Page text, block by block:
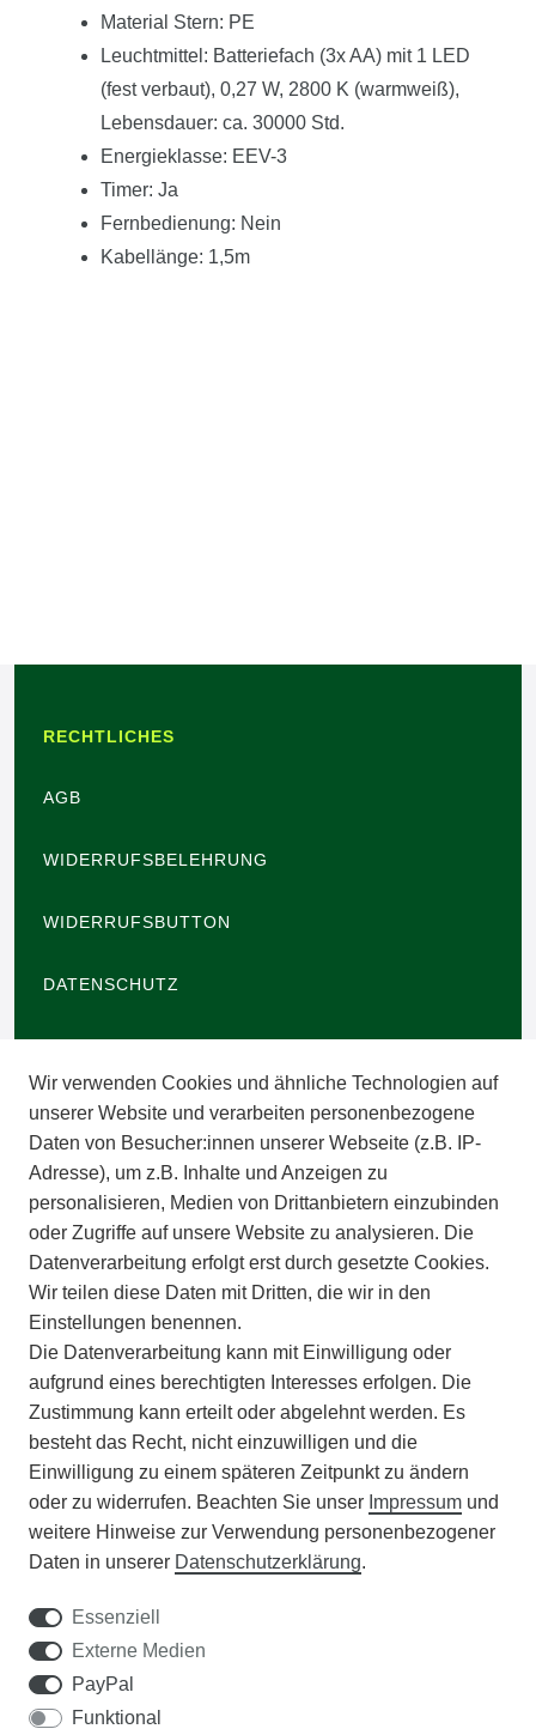
Material Stern: PE
Leuchtmittel: Batteriefach (3x AA) mit 1 LED
(fest verbaut), 0,27 W, 2800 K (warmweiß),
Lebensdauer: ca. 30000 Std.
Energieklasse: EEV-3
Timer: Ja
Fernbedienung: Nein
Kabellänge: 1,5m
RECHTLICHES
AGB
WIDERRUFSBELEHRUNG
WIDERRUFSBUTTON
DATENSCHUTZ
IMPRESSUM
INFORMATIONEN
ZAHLUNGSARTEN
VERSAND
BATTERIEENTSORGUNG
VERANSTALTUNGEN
APOTHEKERSCHRANK
WISSENSWERTES
DER WEG ZUM TRAUMRASEN
Samen Rohde GmbH
Wir verwenden Cookies und ähnliche Technologien auf
unserer Website und verarbeiten personenbezogene
Daten von Besucher:innen unserer Webseite (z.B. IP-
Adresse), um z.B. Inhalte und Anzeigen zu
personalisieren, Medien von Drittanbietern einzubinden
oder Zugriffe auf unsere Website zu analysieren. Die
Datenverarbeitung erfolgt erst durch gesetzte Cookies.
Wir teilen diese Daten mit Dritten, die wir in den
Einstellungen benennen.
Die Datenverarbeitung kann mit Einwilligung oder
aufgrund eines berechtigten Interesses erfolgen. Die
Zustimmung kann erteilt oder abgelehnt werden. Es
besteht das Recht, nicht einzuwilligen und die
Einwilligung zu einem späteren Zeitpunkt zu ändern
oder zu widerrufen. Beachten Sie unser Impressum und
weitere Hinweise zur Verwendung personenbezogener
Daten in unserer Daten­schutz­erklärung.
Essenziell
Externe Medien
PayPal
Funktional